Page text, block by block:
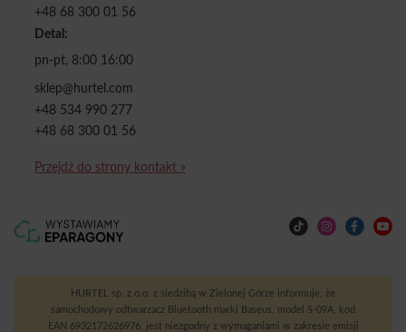
+48 68 300 01 56
Detal:
pn-pt, 8:00 16:00
sklep@hurtel.com
+48 534 990 277
+48 68 300 01 56
Przejdź do strony kontakt »
HURTEL sp. z o.o. z siedzibą w Zielonej Górze informuje, że
samochodowy odtwarzacz Bluetooth marki Baseus, model S-09A, kod
EAN 6932172626976, jest niezgodny z wymaganiami w zakresie emisji